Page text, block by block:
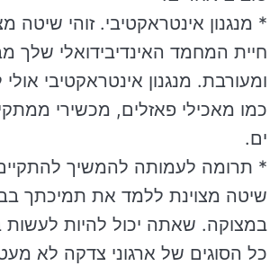
* מנגנון אינטראקטיבי. זוהי שיטה
חיית המחמד האינדיבידואלי שלך
ומעורבת. מנגנון אינטראקטיבי
כמו מאכילי פאזלים, מכשירי
ים.
* תרומה לעמותה להמשיך
שיטה מצוינת ללמד את תמיכתך
במצוקה. שאתה יכול להיות לעשות
כל הסוגים של ארגוני צדקה לא